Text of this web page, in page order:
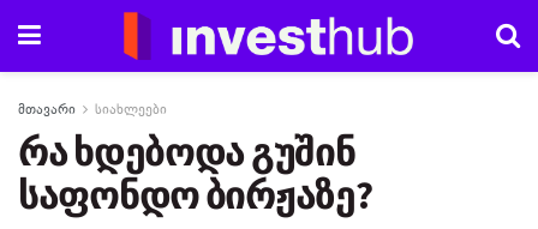
მთავარი სიახლეები
რა ხდებოდა გუშინ
საფონდო ბირჟაზე?